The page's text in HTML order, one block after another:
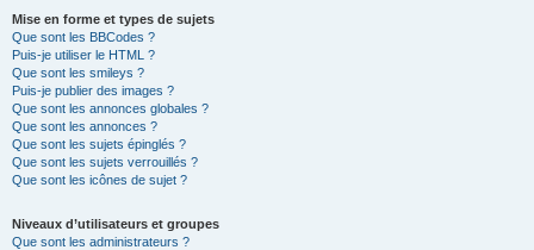
Mise en forme et types de sujets
Que sont les BBCodes ?
Puis-je utiliser le HTML ?
Que sont les smileys ?
Puis-je publier des images ?
Que sont les annonces globales ?
Que sont les annonces ?
Que sont les sujets épinglés ?
Que sont les sujets verrouillés ?
Que sont les icônes de sujet ?
Niveaux d’utilisateurs et groupes
Que sont les administrateurs ?